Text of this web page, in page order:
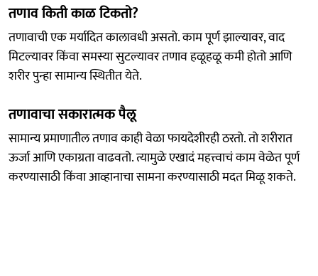
तणाव किती काळ टिकतो?
तणावाची एक मर्यादित कालावधी असतो. काम पूर्ण झाल्यावर, वाद
मिटल्यावर किंवा समस्या सुटल्यावर तणाव हळूहळू कमी होतो आणि
शरीर पुन्हा सामान्य स्थितीत येते.
तणावाचा सकारात्मक पैलू
सामान्य प्रमाणातील तणाव काही वेळा फायदेशीरही ठरतो. तो शरीरात
ऊर्जा आणि एकाग्रता वाढवतो. त्यामुळे एखादं महत्त्वाचं काम वेळेत पूर्ण
करण्यासाठी किंवा आव्हानाचा सामना करण्यासाठी मदत मिळू शकते.